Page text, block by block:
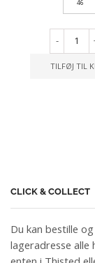
46
-
TILFØJ TIL
CLICK & COLLECT
Du kan bestille
lageradresse